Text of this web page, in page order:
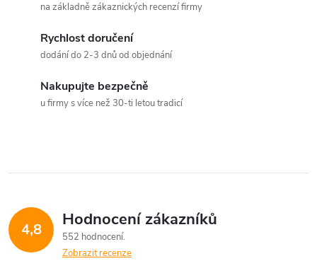
r
v
k
na základně zákaznických recenzí firmy
Rychlost doručení
dodání do 2-3 dnů od objednání
Nakupujte bezpečně
u firmy s více než 30-ti letou tradicí
4,8 Hodnocení zákazníků
552 hodnocení
Zobrazit recenze